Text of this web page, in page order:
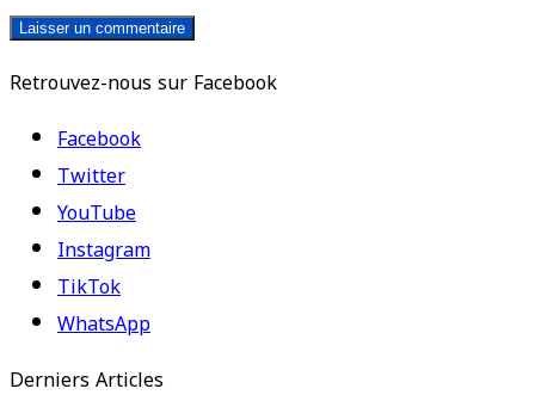
Retrouvez-nous sur Facebook
Facebook
Twitter
YouTube
Instagram
TikTok
WhatsApp
Derniers Articles